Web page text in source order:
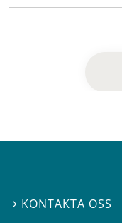
 KONTAKTA OSS